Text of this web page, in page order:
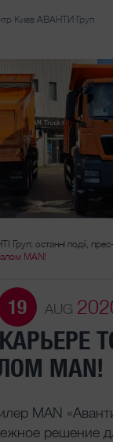
Киев АВАНТИ Груп
Груп: останні події,
MAN!
19 AUG
MAN!
MAN
решение